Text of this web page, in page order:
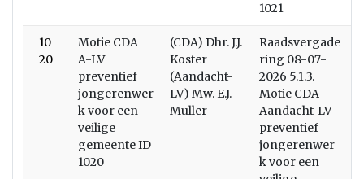
1021
10
20
Motie CDA
A-LV
preventief
jongerenwer
k voor een
veilige
gemeente ID
1020
(CDA) Dhr. J.J.
Koster
(Aandacht-
LV) Mw. E.J.
Muller
Raadsvergade
ring 08-07-
2026 5.1.3.
Motie CDA
Aandacht-LV
preventief
jongerenwer
k voor een